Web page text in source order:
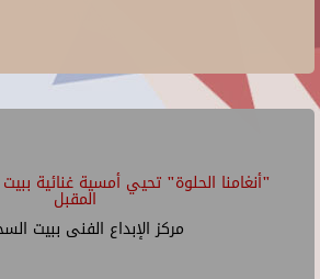
"أنغامنا الحلوة" تحيي أمسية غنائية
المقبل
مركز الإبداع الفنى ببيت